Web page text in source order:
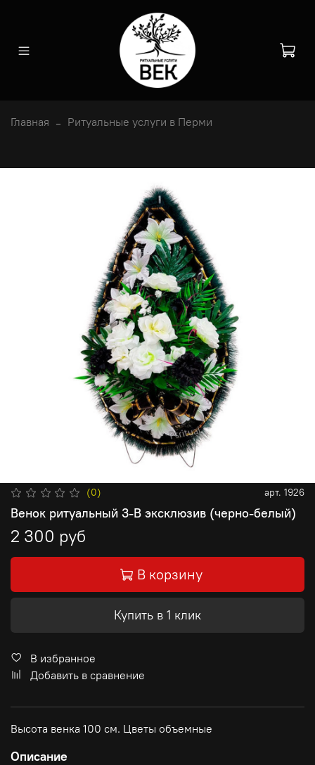
Главная Ритуальные услуги в Перми
(0) арт. 1926
Венок ритуальный 3-В эксклюзив (черно-белый)
2 300 руб
В корзину
Купить в 1 клик
В избранное
Добавить в сравнение
Высота венка 100 см. Цветы объемные
Описание